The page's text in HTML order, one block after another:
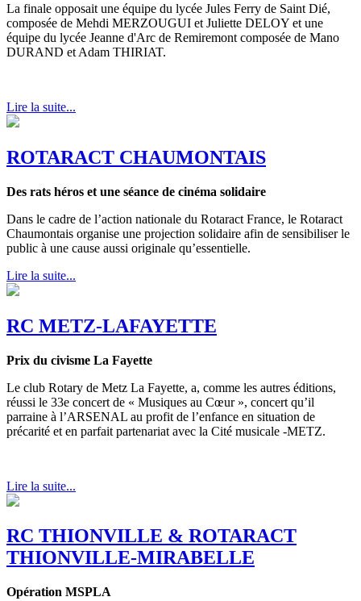
La finale opposait une équipe du lycée Jules Ferry de Saint Dié,
composée de Mehdi MERZOUGUI et Juliette DELOY et une
équipe du lycée Jeanne d'Arc de Remiremont composée de Mano
DURAND et Adam THIRIAT.
Lire la suite...
ROTARACT CHAUMONTAIS
Des rats héros et une séance de cinéma solidaire
Dans le cadre de l’action nationale du Rotaract France, le Rotaract
Chaumontais organise une projection solidaire afin de sensibiliser le
public à une cause aussi originale qu’essentielle.
Lire la suite...
RC METZ-LAFAYETTE
Prix du civisme La Fayette
Le club Rotary de Metz La Fayette, a, comme les autres éditions,
réussi le 33e concert de « Musiques au Cœur », concert qu’il
parraine à l’ARSENAL au profit de l’enfance en situation de
précarité et en parfait partenariat avec la Cité musicale -METZ.
Lire la suite...
RC THIONVILLE & ROTARACT
THIONVILLE-MIRABELLE
Opération MSPLA